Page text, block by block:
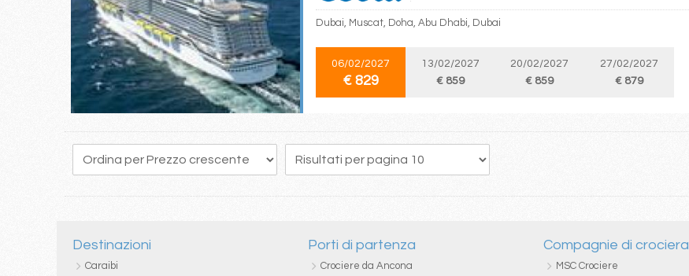
Dubai, Muscat, Doha, Abu Dhabi, Dubai
06/02/2027
€ 829
13/02/2027
€ 859
20/02/2027
€ 859
27/02/2027
€ 879
Destinazioni
Caraibi
Porti di partenza
Crociere da Ancona
Compagnie di crociera
MSC Crociere